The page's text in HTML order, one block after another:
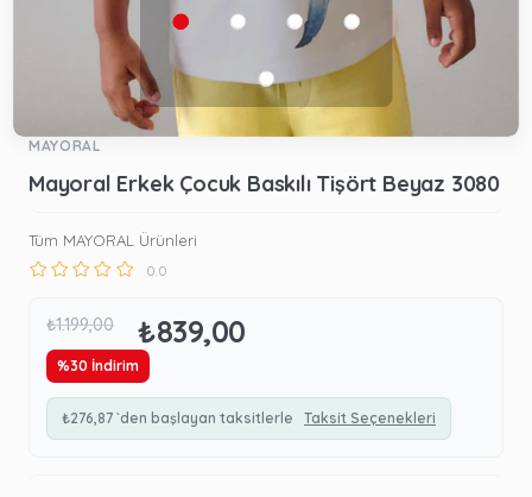
MAYORAL
Mayoral Erkek Çocuk Baskılı Tişört Beyaz 3080
Tüm MAYORAL Ürünleri
0.0
₺1.199,00 ₺839,00
%30 İndirim
₺276,87 `den başlayan taksitlerle Taksit Seçenekleri